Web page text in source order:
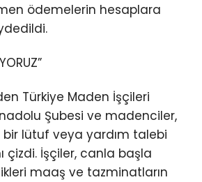
ödemelerin hesaplara
Türkiye Maden İşçileri
Şubesi ve madenciler,
lütuf veya yardım talebi
çizdi. İşçiler, canla başla
maaş ve tazminatların